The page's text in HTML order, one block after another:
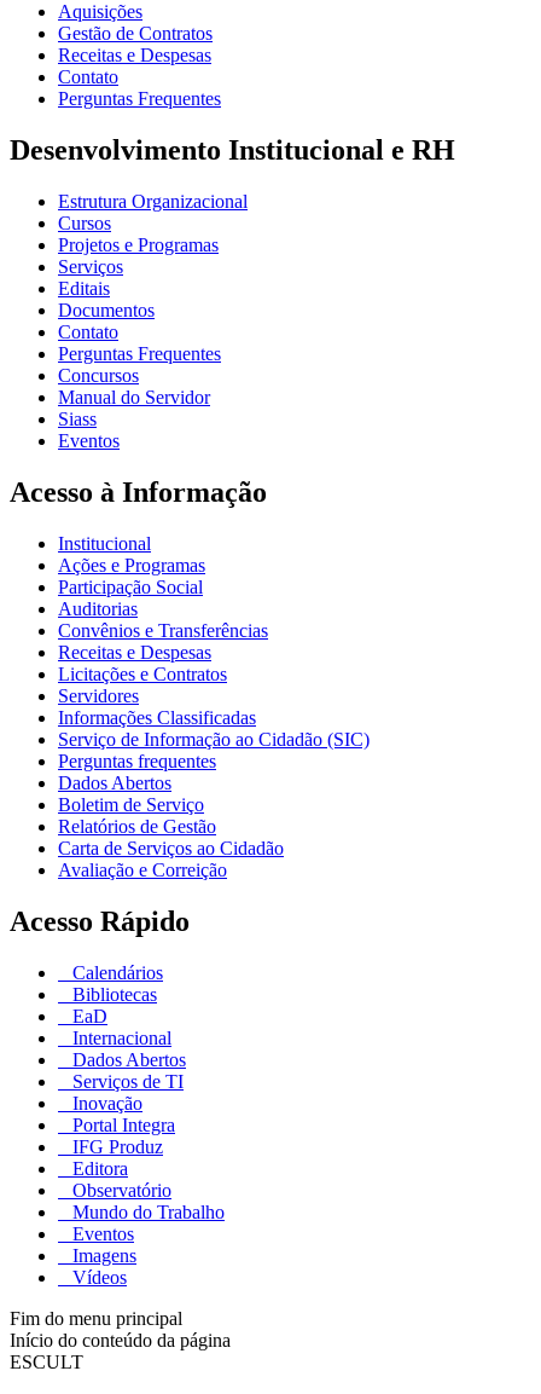
Aquisições
Gestão de Contratos
Receitas e Despesas
Contato
Perguntas Frequentes
Desenvolvimento Institucional e RH
Estrutura Organizacional
Cursos
Projetos e Programas
Serviços
Editais
Documentos
Contato
Perguntas Frequentes
Concursos
Manual do Servidor
Siass
Eventos
Acesso à Informação
Institucional
Ações e Programas
Participação Social
Auditorias
Convênios e Transferências
Receitas e Despesas
Licitações e Contratos
Servidores
Informações Classificadas
Serviço de Informação ao Cidadão (SIC)
Perguntas frequentes
Dados Abertos
Boletim de Serviço
Relatórios de Gestão
Carta de Serviços ao Cidadão
Avaliação e Correição
Acesso Rápido
Calendários
Bibliotecas
EaD
Internacional
Dados Abertos
Serviços de TI
Inovação
Portal Integra
IFG Produz
Editora
Observatório
Mundo do Trabalho
Eventos
Imagens
Vídeos
Fim do menu principal
Início do conteúdo da página
ESCULT